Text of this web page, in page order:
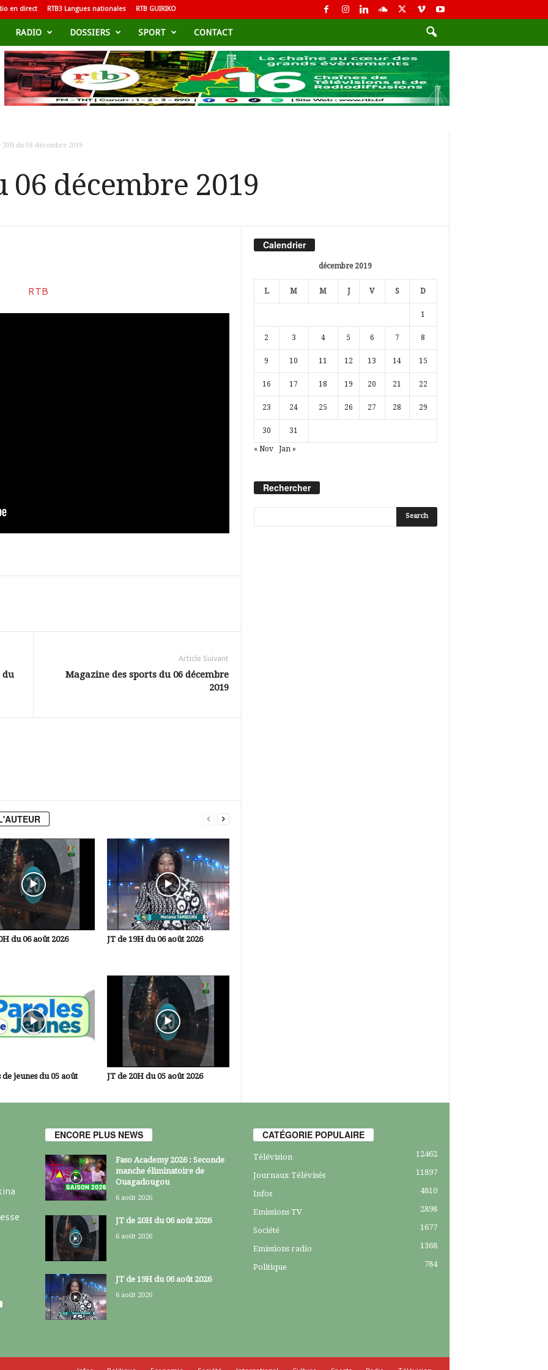
en direct RTB3 Langues nationales RTB GUIRIKO
RADIO DOSSIERS SPORT CONTACT
20H du 06 décembre 2019
06 décembre 2019
du
Article Suivant
Magazine des sports du 06 décembre
2019
du 06 août 2026 JT de 19H du 06 août 2026
de jeunes du 05 août
JT de 20H du 05 août 2026
Calendrier
décembre 2019
L M M J V S D
1
2 3 4 5 6 7 8
9 10 11 12 13 14 15
16 17 18 19 20 21 22
23 24 25 26 27 28 29
30 31
« Nov Jan »
Rechercher
ENCORE PLUS NEWS
Faso Academy 2026 : Seconde
manche éliminatoire de
Ouagadougou
6 août 2026
JT de 20H du 06 août 2026
6 août 2026
JT de 19H du 06 août 2026
6 août 2026
CATÉGORIE POPULAIRE
Télévision 12462
Journaux Télévisés 11897
Infos 4810
Emissions TV 2898
Société 1677
Emissions radio 1368
Politique 784